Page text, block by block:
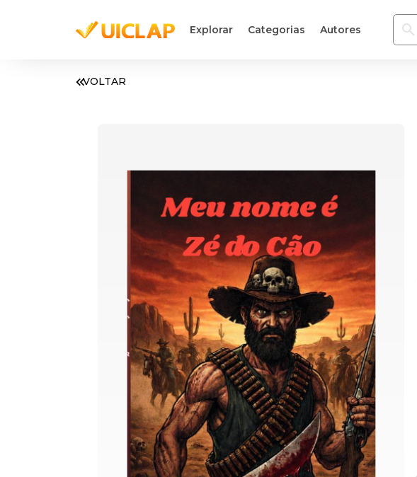
Explorar Categorias Autores
VOLTAR